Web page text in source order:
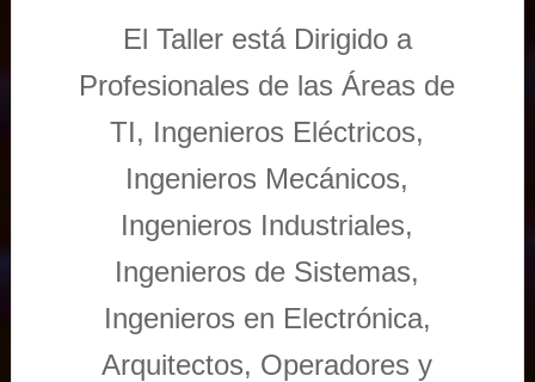
El Taller está Dirigido a
Profesionales de las Áreas de
TI, Ingenieros Eléctricos,
Ingenieros Mecánicos,
Ingenieros Industriales,
Ingenieros de Sistemas,
Ingenieros en Electrónica,
Arquitectos, Operadores y